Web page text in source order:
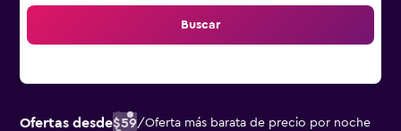
Buscar
Ofertas desde$59/Oferta más barata de precio por noche